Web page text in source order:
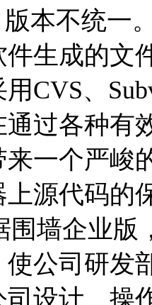
本不统一
件生成的文
CVS、
过各种有
来一个严峻
上源代码的
围墙企业
公司研发
司设计、操